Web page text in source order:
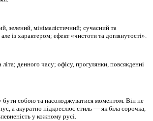
зелений, мінімалістичний; сучасний та
із характером; ефект «чистоти та доглянутості».
літа; денного часу; офісy, прогулянки, повсякденні
бути собою та насолоджуватися моментом. Він не
а акуратно підкреслює стиль — як біла сорочка,
у кожному русі.